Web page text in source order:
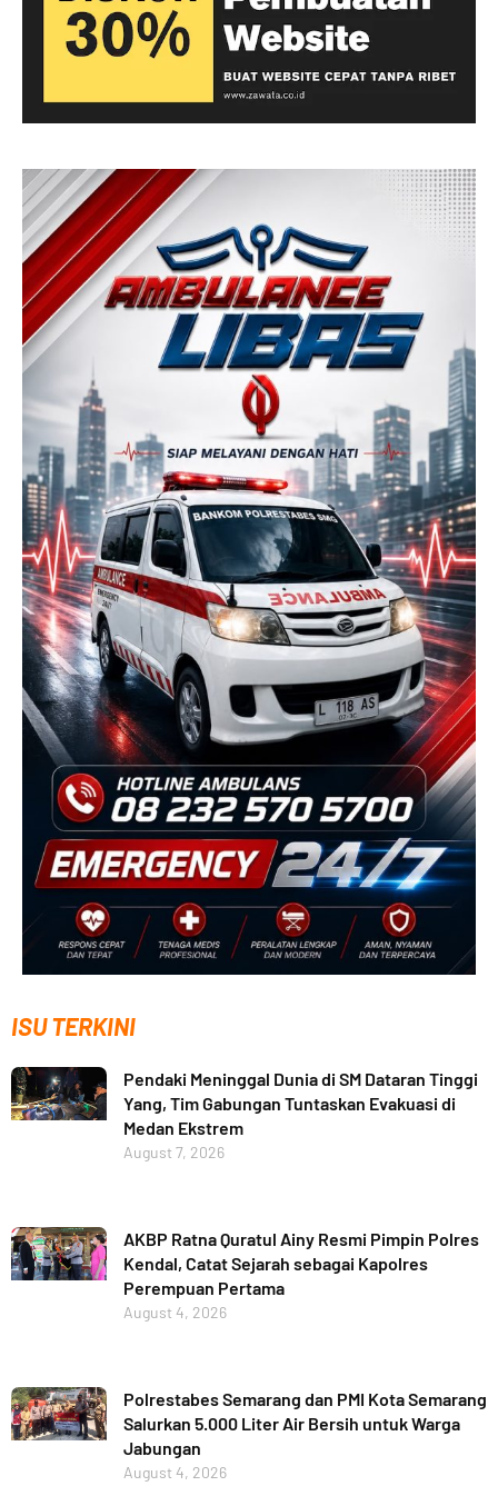
ISU TERKINI
Pendaki Meninggal Dunia di SM Dataran Tinggi
Yang, Tim Gabungan Tuntaskan Evakuasi di
Medan Ekstrem
August 7, 2026
AKBP Ratna Quratul Ainy Resmi Pimpin Polres
Kendal, Catat Sejarah sebagai Kapolres
Perempuan Pertama
August 4, 2026
Polrestabes Semarang dan PMI Kota Semarang
Salurkan 5.000 Liter Air Bersih untuk Warga
Jabungan
August 4, 2026